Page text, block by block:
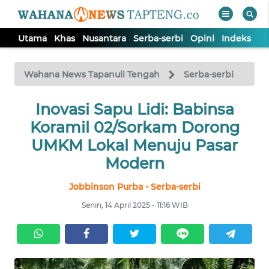
Utama Khas Nusantara Serba-serbi Opini Indeks
Wahana News Tapanuli Tengah Serba-serbi
Inovasi Sapu Lidi: Babinsa
Koramil 02/Sorkam Dorong
UMKM Lokal Menuju Pasar
Modern
Jobbinson Purba - Serba-serbi
Senin, 14 April 2025 - 11:16 WIB
TV
Tutup
UTAMA
KHAS
SERBI
OPINI